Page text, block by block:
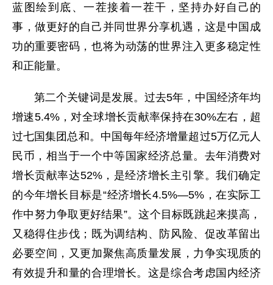
蓝图绘到底、一茬接着一茬干，坚持办好自己的
事，做更好的自己并同世界分享机遇，这是中国成
功的重要密码，也将为动荡的世界注入更多稳定性
和正能量。
第二个关键词是发展。过去5年，中国经济年均
增速5.4%，对全球增长贡献率保持在30%左右，超
过七国集团总和。中国每年经济增量超过5万亿元人
民币，相当于一个中等国家经济总量。去年消费对
增长贡献率达52%，是经济增长主引擎。我们确定
的今年增长目标是“经济增长4.5%—5%，在实际工
作中努力争取更好结果”。这个目标既跳起来摸高，
又稳得住步伐；既为调结构、防风险、促改革留出
必要空间，又更加聚焦高质量发展，力争实现质的
有效提升和量的合理增长。这是综合考虑国内经济